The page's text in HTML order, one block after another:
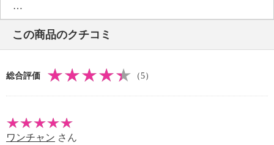
・手洗い：可
・漂白処理：塩素系・酸素系漂白不可
・タンブル乾燥：不可
・自然乾燥：日陰の吊り干し
・ドライクリーニング：石油系ドライクリーニング可
・ウエットクリーニング：可
・長時間照射による変退色注意
・摩擦による色落ち、色移り注意
この商品のクチコミ
総合評価 （5）
ワンチャン さん